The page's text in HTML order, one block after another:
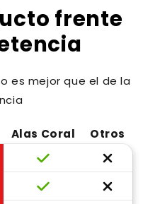
frente
es mejor que el de la
Alas Coral
Otros